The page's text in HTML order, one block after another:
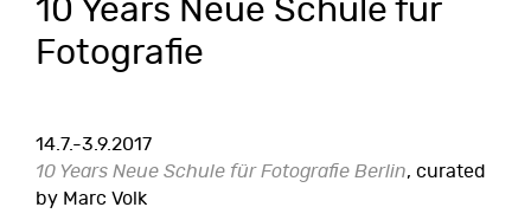
10 Years Neue Schule für
Fotografie
14.7.-3.9.2017
10 Years Neue Schule für Fotografie Berlin, curated
by Marc Volk